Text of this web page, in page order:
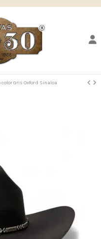
color Gris Oxford Sinaloa